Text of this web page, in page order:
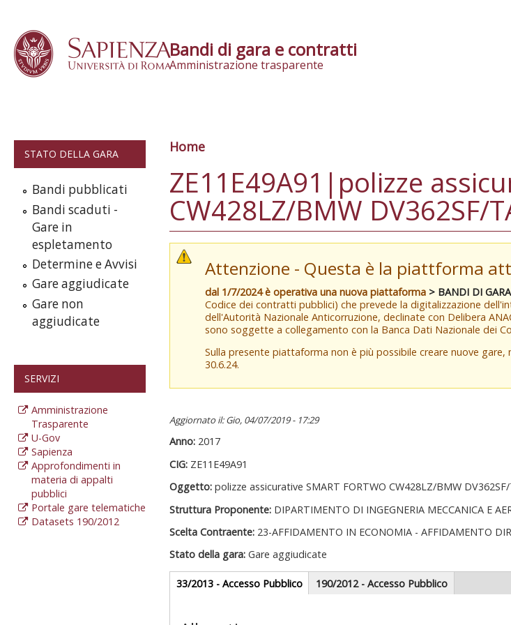
Bandi di gara e contratti
Amministrazione trasparente
STATO DELLA GARA
Bandi pubblicati
Bandi scaduti -
Gare in
espletamento
Determine e Avvisi
Gare aggiudicate
Gare non
aggiudicate
SERVIZI
Amministrazione
Trasparente
U-Gov
Sapienza
Approfondimenti in
materia di appalti
pubblici
Portale gare telematiche
Datasets 190/2012
Tu sei qui
Home
ZE11E49A91|polizze
CW428LZ/BMW DV362SF/
Attenzione - Questa è la piattforma
dal 1/7/2024 è operativa una nuova piattaforma > BANDI DI
Codice dei contratti pubblici) che prevede la digitalizzazione
dell'Autorità Nazionale Anticorruzione, declinate con Delibera
sono soggette a collegamento con la Banca Dati Nazionale dei
Sulla presente piattaforma non è più possibile creare nuove
30.6.24.
Aggiornato il: Gio, 04/07/2019 - 17:29
Anno: 2017
CIG: ZE11E49A91
Oggetto: polizze assicurative SMART FORTWO CW428LZ/BMW
Struttura Proponente: DIPARTIMENTO DI INGEGNERIA MECCANICA E
Scelta Contraente: 23-AFFIDAMENTO IN ECONOMIA - AFFIDAMENTO
Stato della gara: Gare aggiudicate
Gare appalti
33/2013 - Accesso Pubblico(scheda
attiva)
190/2012 - Accesso Pubblico